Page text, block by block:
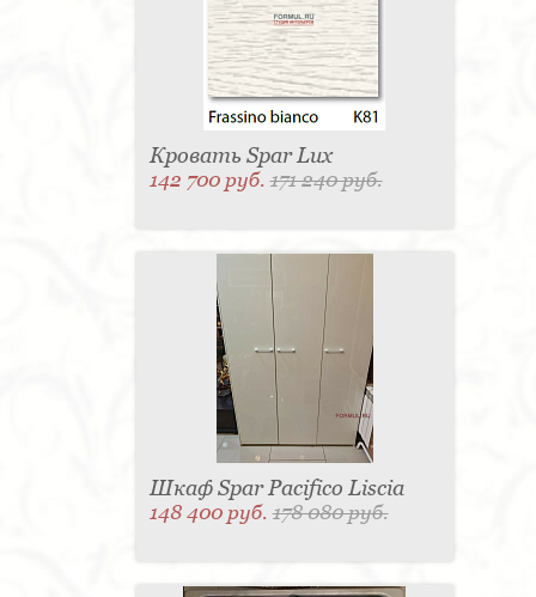
Панель настенная для TV - 4
Кассетница - 3 Держатель для
туалетной бумаги - 3Поднос - 3
Пантограф - 3Мыльница - 3Раковина - 3
Кухня - 2Стиральная машина - 2
Туалетный столик - 2Тумба - 2
Карниз для штор - 2
Газетница - 2
Крючок - 2Полотенцесушитель - 2
Розетка - 2Игрушка - 1Игрушка - 1
ресепшен - 1
Морозильная камера - 1
Выдвижная система - 1
Игрушка - 1 Игрушка - 1
Держатель для одежды - 1
Бутылочница - 1
Ширма - 1
Микроволновая печь - 1 Кондиционер - 1
Душевая кабина - 1
Буфет - 1
Игрушка - 1
Игрушка - 1
Игрушка - 1
Игрушка - 1
Подогреватель посуды - 1
Игрушка - 1
Кровать Spar Lux
142 700 руб.171 240 руб.
Шкаф Spar Pacifico Liscia
148 400 руб.178 080 руб.